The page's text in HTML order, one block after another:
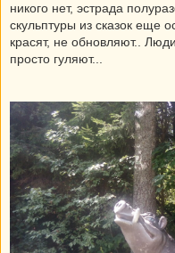
никого нет, эстрада
скульптуры из сказок еще
красят, не обновляют..
просто гуляют...